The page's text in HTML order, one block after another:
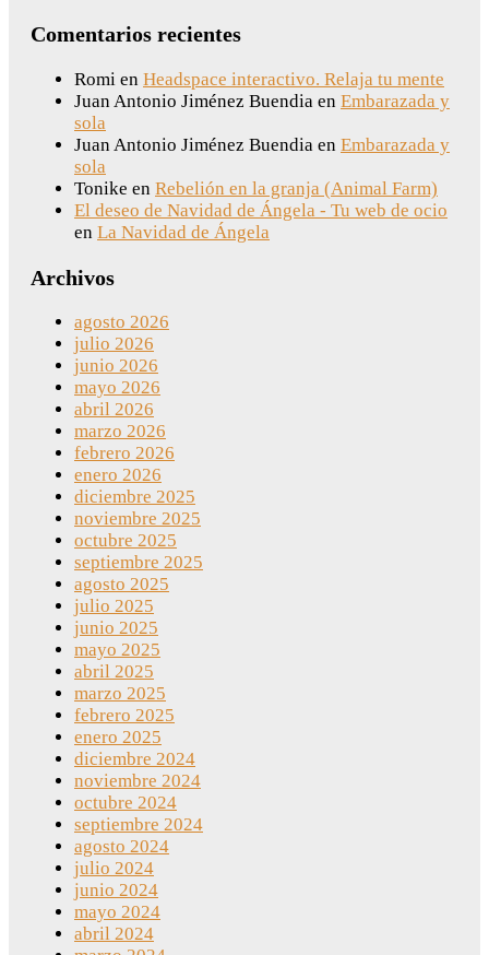
Comentarios recientes
Romi en Headspace interactivo. Relaja tu mente
Juan Antonio Jiménez Buendia en Embarazada y
sola
Juan Antonio Jiménez Buendia en Embarazada y
sola
Tonike en Rebelión en la granja (Animal Farm)
El deseo de Navidad de Ángela - Tu web de ocio
en La Navidad de Ángela
Archivos
agosto 2026
julio 2026
junio 2026
mayo 2026
abril 2026
marzo 2026
febrero 2026
enero 2026
diciembre 2025
noviembre 2025
octubre 2025
septiembre 2025
agosto 2025
julio 2025
junio 2025
mayo 2025
abril 2025
marzo 2025
febrero 2025
enero 2025
diciembre 2024
noviembre 2024
octubre 2024
septiembre 2024
agosto 2024
julio 2024
junio 2024
mayo 2024
abril 2024